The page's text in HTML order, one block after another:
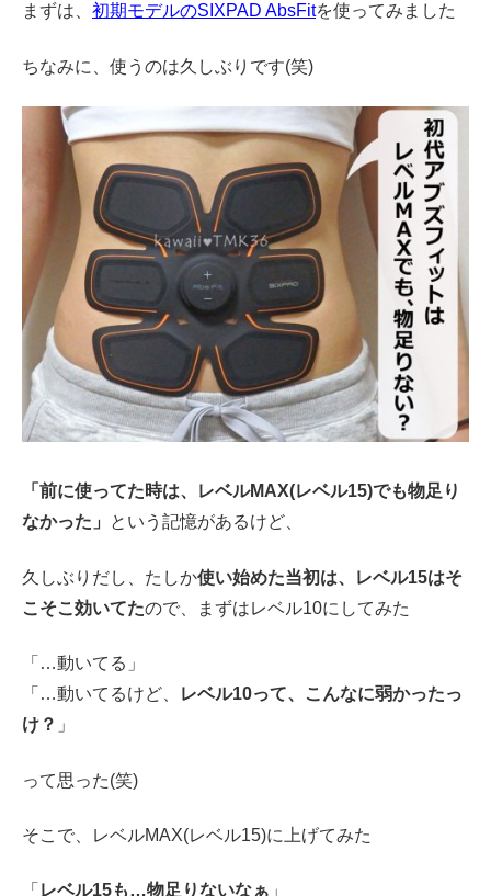
まずは、 初期モデルのSIXPAD AbsFitを使ってみました
ちなみに、使うのは久しぶりです(笑)
「前に使ってた時は、レベルMAX(レベル15)でも物足り
なかった」
という記憶があるけど、
久しぶりだし、たしか使い始めた当初は、レベル15はそ
こそこ効いてたので、まずはレベル10にしてみた
「…動いてる」
「…動いてるけど、
レベル10って、こんなに弱かったっ
け？ 」
って思った(笑)
そこで、レベルMAX(レベル15)に上げてみた
「 レベル15も…物足りないなぁ 」